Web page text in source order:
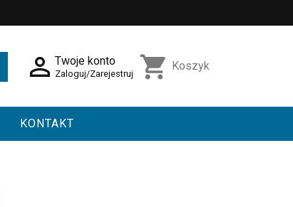
 Twoje konto
Zaloguj/Zarejestruj shopping_cart Koszyk
KONTAKT